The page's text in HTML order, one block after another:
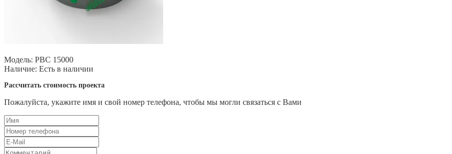
Модель: РВС 15000
Наличие: Есть в наличии
Рассчитать стоимость проекта
Пожалуйста, укажите имя и свой номер телефона, чтобы мы могли связаться с Вами